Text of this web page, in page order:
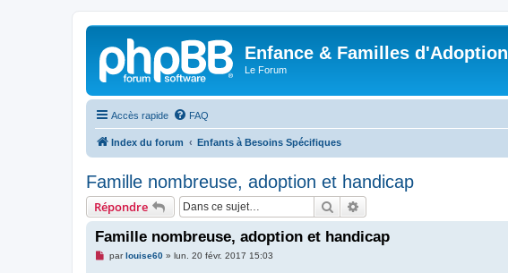
Enfance & Familles d'Adoption
Le Forum
Accès rapide FAQ
Index du forum Enfants à Besoins Spécifiques
Famille nombreuse, adoption et handicap
Répondre Rechercher
Famille nombreuse, adoption et handicap
Mparlouise60» lun. 20 févr. 2017 15:03